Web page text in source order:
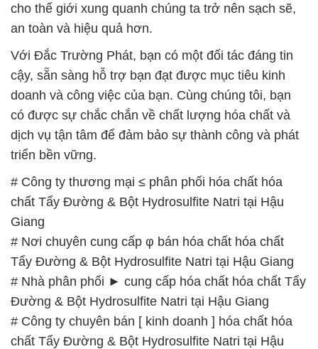
cho thế giới xung quanh chúng ta trở nên sạch sẽ,
an toàn và hiệu quả hơn.
Với Đắc Trường Phát, bạn có một đối tác đáng tin
cậy, sẵn sàng hỗ trợ bạn đạt được mục tiêu kinh
doanh và công việc của bạn. Cùng chúng tôi, bạn
có được sự chắc chắn về chất lượng hóa chất và
dịch vụ tận tâm để đảm bảo sự thành công và phát
triển bền vững.
# Công ty thương mại ≤ phân phối hóa chất hóa
chất Tẩy Đường & Bột Hydrosulfite Natri tại Hậu
Giang
# Nơi chuyên cung cấp φ bán hóa chất hóa chất
Tẩy Đường & Bột Hydrosulfite Natri tại Hậu Giang
# Nhà phân phối ► cung cấp hóa chất hóa chất Tẩy
Đường & Bột Hydrosulfite Natri tại Hậu Giang
# Công ty chuyên bán [ kinh doanh ] hóa chất hóa
chất Tẩy Đường & Bột Hydrosulfite Natri tại Hậu